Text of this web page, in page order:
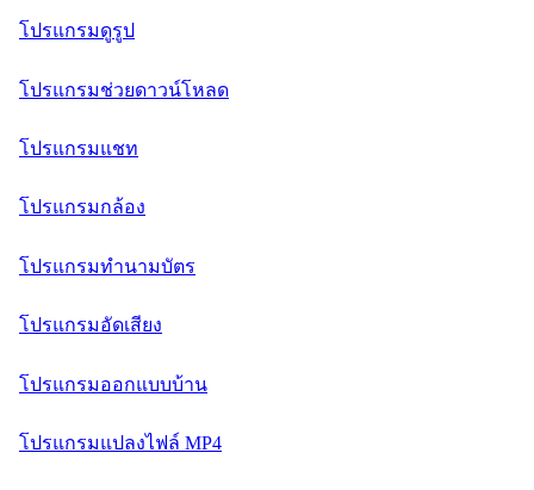
โปรแกรมดูรูป
โปรแกรมช่วยดาวน์โหลด
โปรแกรมแชท
โปรแกรมกล้อง
โปรแกรมทำนามบัตร
โปรแกรมอัดเสียง
โปรแกรมออกแบบบ้าน
โปรแกรมแปลงไฟล์ MP4